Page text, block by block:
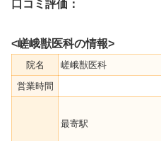
口コミ評価：
<嵯峨獣医科の情報>
院名
嵯峨獣医科
営業時間
最寄駅